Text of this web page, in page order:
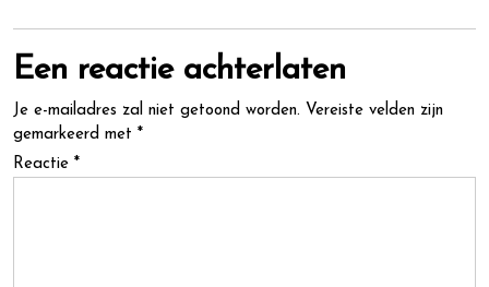
Een reactie achterlaten
Je e-mailadres zal niet getoond worden. Vereiste velden zijn
gemarkeerd met *
Reactie *